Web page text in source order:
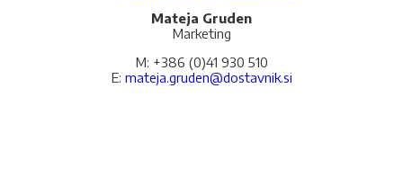
Mateja Gruden
Marketing
M: +386 (0)41 930 510
E: mateja.gruden@dostavnik.si